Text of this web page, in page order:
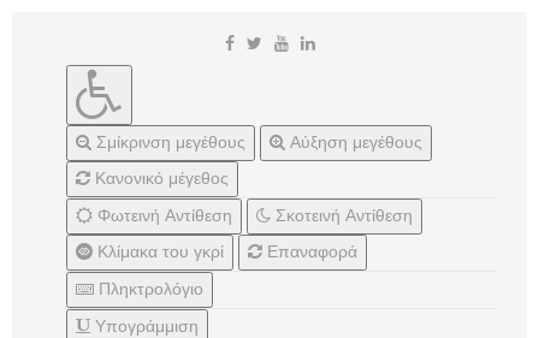
Σμίκρινση μεγέθους
Αύξηση μεγέθους
Κανονικό μέγεθος
Φωτεινή Αντίθεση
Σκοτεινή Αντίθεση
Κλίμακα του γκρί
Επαναφορά
Πληκτρολόγιο
Υπογράμμιση